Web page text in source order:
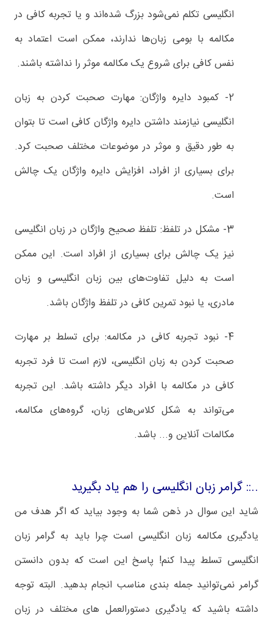
انگلیسی تکلم نمی‌شود بزرگ شده‌اند و یا تجربه کافی در
مکالمه با بومی زبان‌ها ندارند، ممکن است اعتماد به
نفس کافی برای شروع یک مکالمه موثر را نداشته باشند.
2- کمبود دایره واژگان: مهارت صحبت کردن به زبان
انگلیسی نیازمند داشتن دایره واژگان کافی است تا بتوان
به طور دقیق و موثر در موضوعات مختلف صحبت کرد.
برای بسیاری از افراد، افزایش دایره واژگان یک چالش
است.
3- مشکل در تلفظ: تلفظ صحیح واژگان در زبان انگلیسی
نیز یک چالش برای بسیاری از افراد است. این ممکن
است به دلیل تفاوت‌های بین زبان انگلیسی و زبان
مادری، یا نبود تمرین کافی در تلفظ واژگان باشد.
4- نبود تجربه کافی در مکالمه: برای تسلط بر مهارت
صحبت کردن به زبان انگلیسی، لازم است تا فرد تجربه
کافی در مکالمه با افراد دیگر داشته باشد. این تجربه
می‌تواند به شکل کلاس‌های زبان، گروه‌های مکالمه،
مکالمات آنلاین و... باشد.
..:: گرامر زبان انگلیسی را هم یاد بگیرید
شاید این سوال در ذهن شما به وجود بیاید که اگر هدف من
یادگیری مکالمه زبان انگلیسی است چرا باید به گرامر زبان
انگلیسی تسلط پیدا کنم! پاسخ این است که بدون دانستن
گرامر نمی‌توانید جمله بندی مناسب انجام بدهید. البته توجه
داشته باشید که یادگیری دستورالعمل های مختلف در زبان